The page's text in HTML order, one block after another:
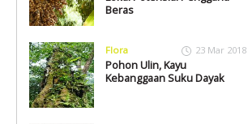
Beras
Flora 23 Mar 2018
Pohon Ulin, Kayu
Kebanggaan Suku Dayak